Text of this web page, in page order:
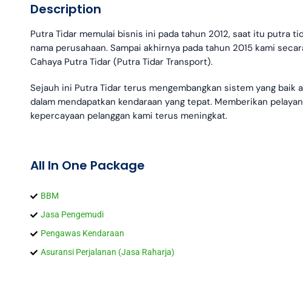
Description
Putra Tidar memulai bisnis ini pada tahun 2012, saat itu putra
nama perusahaan. Sampai akhirnya pada tahun 2015 kami
Cahaya Putra Tidar (Putra Tidar Transport).
Sejauh ini Putra Tidar terus mengembangkan sistem yang baik
dalam mendapatkan kendaraan yang tepat. Memberikan
kepercayaan pelanggan kami terus meningkat.
All In One Package
BBM
Jasa Pengemudi
Pengawas Kendaraan
Asuransi Perjalanan (Jasa Raharja)